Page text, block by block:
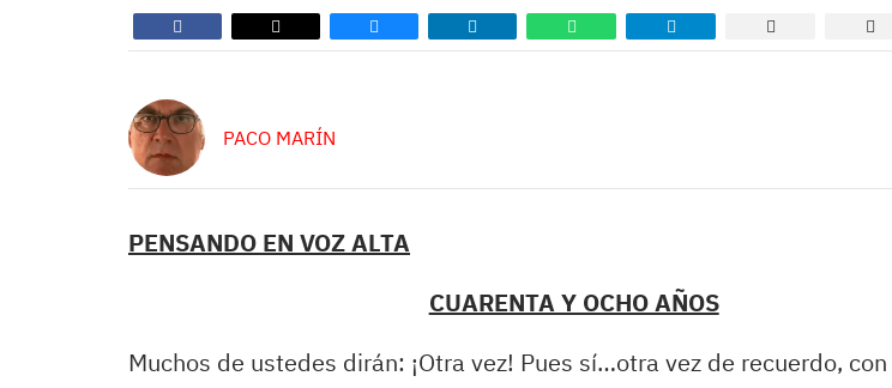
PACO MARÍN
PENSANDO EN VOZ ALTA
CUARENTA Y OCHO AÑOS
Muchos de ustedes dirán: ¡Otra vez! Pues sí…otra vez de recuerdo, con